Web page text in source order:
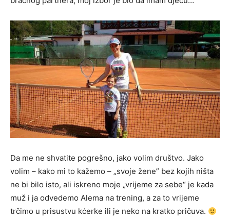
Da me ne shvatite pogrešno, jako volim društvo. Jako
volim – kako mi to kažemo – „svoje žene” bez kojih ništa
ne bi bilo isto, ali iskreno moje „vrijeme za sebe“ je kada
muž i ja odvedemo Alema na trening, a za to vrijeme
trčimo u prisustvu kćerke ili je neko na kratko pričuva.